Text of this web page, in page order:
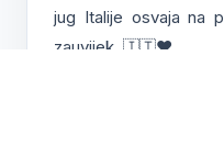
jug Italije osvaja na
zauvijek. 🇮🇹❤️